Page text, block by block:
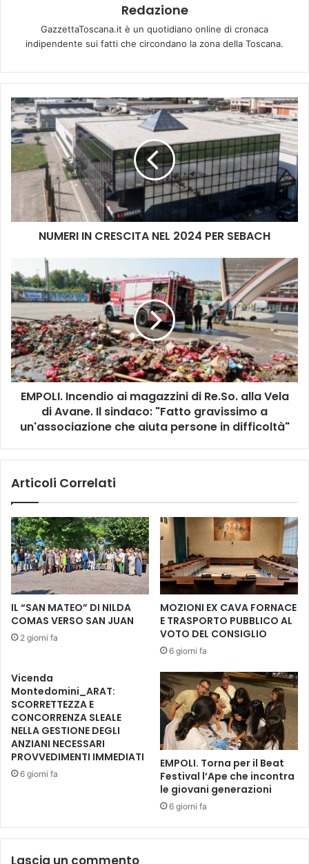
Redazione
GazzettaToscana.it è un quotidiano online di cronaca
indipendente sui fatti che circondano la zona della Toscana.
N
U
M
E
R
I
C
C
I
T
A
N
E
L
2
E
S
A
C
H
NUMERI IN CRESCITA NEL 2024 PER SEBACH
M
P
O
L
I
.
I
n
i
a
a
g
a
z
z
i
n
i
d
e
.
S
o
.
a
l
e
a
EMPOLI. Incendio ai magazzini di Re.So. alla Vela
di Avane. Il sindaco: "Fatto gravissimo a
un'associazione che aiuta persone in difficoltà"
Articoli Correlati
IL “SAN MATEO” DI NILDA
COMAS VERSO SAN JUAN
2 giorni fa
MOZIONI EX CAVA FORNACE
E TRASPORTO PUBBLICO AL
VOTO DEL CONSIGLIO
6 giorni fa
Vicenda
Montedomini_ARAT:
SCORRETTEZZA E
CONCORRENZA SLEALE
NELLA GESTIONE DEGLI
ANZIANI NECESSARI
PROVVEDIMENTI IMMEDIATI
6 giorni fa
EMPOLI. Torna per il Beat
Festival l’Ape che incontra
le giovani generazioni
6 giorni fa